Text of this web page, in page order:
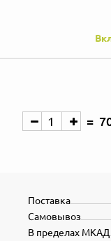
Поставка
Самовывоз
В пределах МКАД